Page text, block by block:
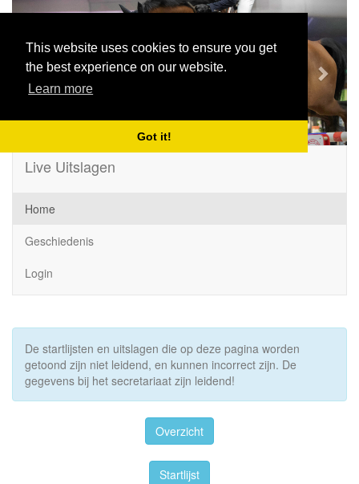
This website uses cookies to ensure you get
the best experience on our website.
Learn more
Got it!
Previous Next
Live Uitslagen
Home
Geschiedenis
Login
De startlijsten en uitslagen die op deze pagina worden
getoond zijn niet leidend, en kunnen incorrect zijn. De
gegevens bij het secretariaat zijn leidend!
Overzicht
Startlijst